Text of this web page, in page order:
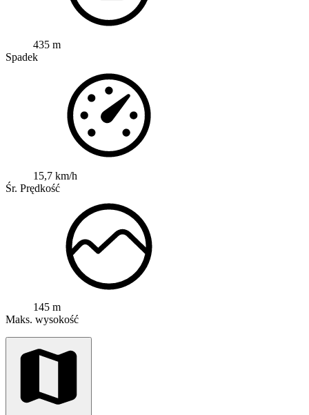
435 m
Spadek
15,7 km/h
Śr. Prędkość
145 m
Maks. wysokość